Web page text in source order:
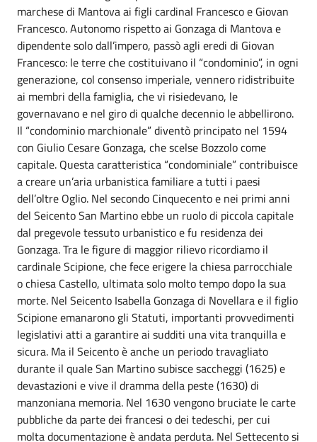
marchese di Mantova ai figli cardinal Francesco e Giovan
Francesco. Autonomo rispetto ai Gonzaga di Mantova e
dipendente solo dall’impero, passò agli eredi di Giovan
Francesco: le terre che costituivano il “condominio”, in ogni
generazione, col consenso imperiale, vennero ridistribuite
ai membri della famiglia, che vi risiedevano, le
governavano e nel giro di qualche decennio le abbellirono.
Il “condominio marchionale” diventò principato nel 1594
con Giulio Cesare Gonzaga, che scelse Bozzolo come
capitale. Questa caratteristica “condominiale” contribuisce
a creare un’aria urbanistica familiare a tutti i paesi
dell’oltre Oglio. Nel secondo Cinquecento e nei primi anni
del Seicento San Martino ebbe un ruolo di piccola capitale
dal pregevole tessuto urbanistico e fu residenza dei
Gonzaga. Tra le figure di maggior rilievo ricordiamo il
cardinale Scipione, che fece erigere la chiesa parrocchiale
o chiesa Castello, ultimata solo molto tempo dopo la sua
morte. Nel Seicento Isabella Gonzaga di Novellara e il figlio
Scipione emanarono gli Statuti, importanti provvedimenti
legislativi atti a garantire ai sudditi una vita tranquilla e
sicura. Ma il Seicento è anche un periodo travagliato
durante il quale San Martino subisce saccheggi (1625) e
devastazioni e vive il dramma della peste (1630) di
manzoniana memoria. Nel 1630 vengono bruciate le carte
pubbliche da parte dei francesi o dei tedeschi, per cui
molta documentazione è andata perduta. Nel Settecento si